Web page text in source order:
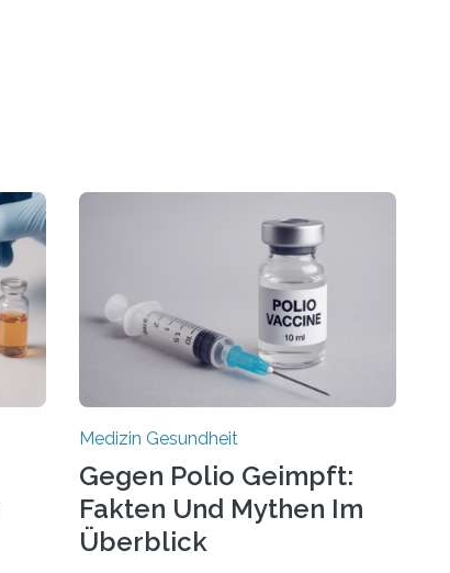
Medizin Gesundheit
Gegen Polio Geimpft:
Fakten Und Mythen Im
Überblick